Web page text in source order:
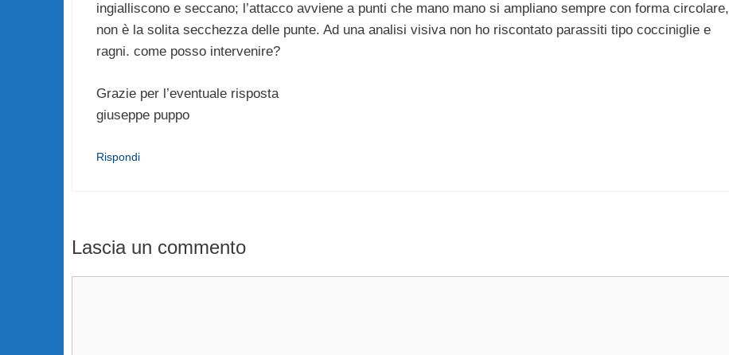
ingialliscono e seccano; l’attacco avviene a punti che mano mano si ampliano sempre con forma circolare,
non è la solita secchezza delle punte. Ad una analisi visiva non ho riscontato parassiti tipo cocciniglie e
ragni. come posso intervenire?
Grazie per l’eventuale risposta
giuseppe puppo
Rispondi
Lascia un commento